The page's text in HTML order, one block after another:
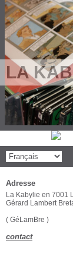
LA
Adresse
La Kabylie en 7001
Gérard Lambert
( GéLamBre )
contact